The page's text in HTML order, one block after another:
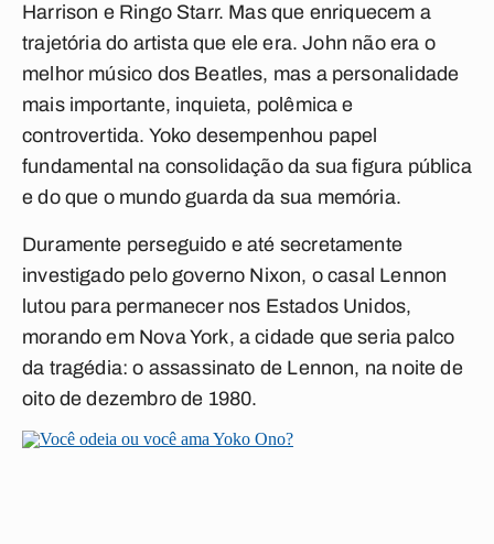
Harrison e Ringo Starr. Mas que enriquecem a
trajetória do artista que ele era. John não era o
melhor músico dos Beatles, mas a personalidade
mais importante, inquieta, polêmica e
controvertida. Yoko desempenhou papel
fundamental na consolidação da sua figura pública
e do que o mundo guarda da sua memória.
Duramente perseguido e até secretamente
investigado pelo governo Nixon, o casal Lennon
lutou para permanecer nos Estados Unidos,
morando em Nova York, a cidade que seria palco
da tragédia: o assassinato de Lennon, na noite de
oito de dezembro de 1980.